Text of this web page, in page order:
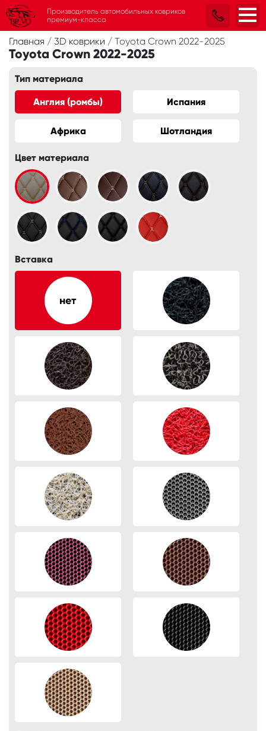
Главная / 3D коврики / Toyota Crown 2022-2025
Toyota Crown 2022-2025
Тип материала
Англия (ромбы) Испания
Африка Шотландия
Цвет материала
Вставка
Производитель автомобильных ковриков
премиум-класса